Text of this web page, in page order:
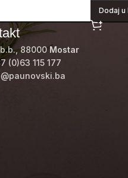
Dodaj u
88000Mostar
(0)63 115 177